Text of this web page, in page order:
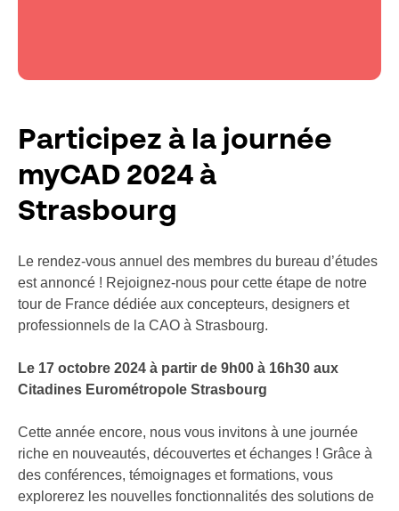
Participez à la journée
myCAD 2024 à
Strasbourg
Le rendez-vous annuel des membres du bureau d’études
est annoncé ! Rejoignez-nous pour cette étape de notre
tour de France dédiée aux concepteurs, designers et
professionnels de la CAO à Strasbourg.
Le 17 octobre 2024 à partir de 9h00 à 16h30 aux
Citadines Eurométropole Strasbourg
Cette année encore, nous vous invitons à une journée
riche en nouveautés, découvertes et échanges ! Grâce à
des conférences, témoignages et formations, vous
explorerez les nouvelles fonctionnalités des solutions de